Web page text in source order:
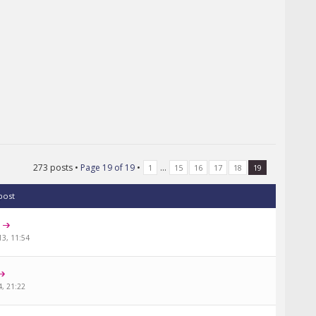
273 posts • Page 19of 19• 1 ... 15 16 17 18 19
11:54
21:22